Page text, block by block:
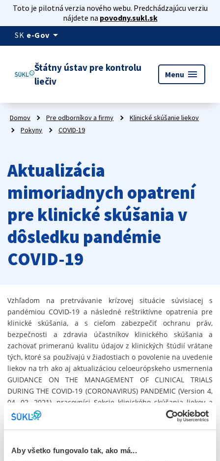
Aby všetko fungovalo tak, ako má...
Toto je pilotná verzia nového webu. Predchádzajúcu verziu
nájdete na povodny.sukl.sk
SK e-Gov arrow_drop_down
Štátny ústav pre kontrolu
liečiv
Menu menu
Domov Pre odborníkov a firmy
Klinické skúšanie liekov
Pokyny
COVID-19
Aktualizácia
mimoriadnych opatrení
pre klinické skúšania v
dôsledku pandémie
COVID-19
Vzhľadom na pretrvávanie krízovej situácie súvisiacej s
pandémiou COVID-19 a následné reštriktívne opatrenia pre
klinické skúšania, a s cieľom zabezpečiť ochranu práv,
bezpečnosti a zdravia účastníkov klinického skúšania a
zachovať primeranú kvalitu údajov z klinických štúdií vrátane
tých, ktoré sa používajú v žiadostiach o povolenie na uvedenie
liekov na trh ako aj aktualizáciou celoeurópskeho usmernenia
GUIDANCE ON THE MANAGEMENT OF CLINICAL TRIALS
DURING THE COVID-19 (CORONAVIRUS) PANDEMIC (Version 4,
04. 02. 2021), pracovníci Sekcie klinického skúšania liekov a
farmakovigilancie Štátneho ústavu kontrolu liečiv pripravili
aktualizáciu mimoriadnych opatrení pre klinické skúšania v
USMERNENIE ŠÚKL PRE MANAŽMENT KLINICKÝCH SKÚŠANÍ